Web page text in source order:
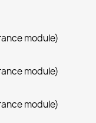
module)
module)
module)